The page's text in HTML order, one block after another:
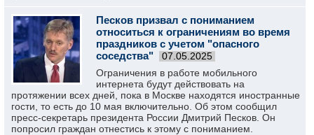
Песков призвал с пониманием
относиться к ограничениям во время
праздников с учетом "опасного
соседства"
07.05.2025
Ограничения в работе мобильного
интернета будут действовать на
протяжении всех дней, пока в Москве находятся иностранные
гости, то есть до 10 мая включительно. Об этом сообщил
пресс-секретарь президента России Дмитрий Песков. Он
попросил граждан отнестись к этому с пониманием.